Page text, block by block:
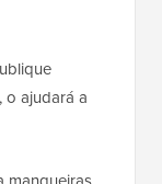
o ajudará a